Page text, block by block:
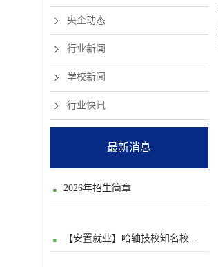
央企动态
行业新闻
学校新闻
行业快讯
最新消息
2026年招生简章
【安置就业】哈轴技校知名校...